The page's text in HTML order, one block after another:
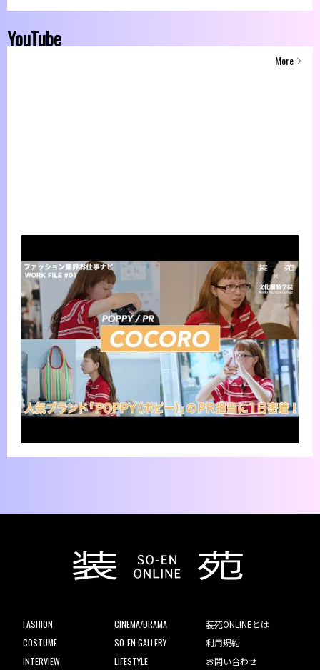
YouTube
More
FASHION
COSTUME
INTERVIEW
CINEMA/DRAMA
SO-EN GALLERY
LIFESTYLE
装苑ONLINEとは
利用規約
お問い合わせ